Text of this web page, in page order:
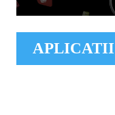
APLICATII